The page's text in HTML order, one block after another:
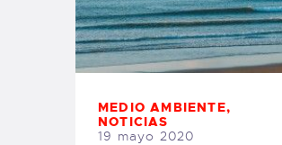
MEDIO AMBIENTE,
NOTICIAS
19 mayo 2020